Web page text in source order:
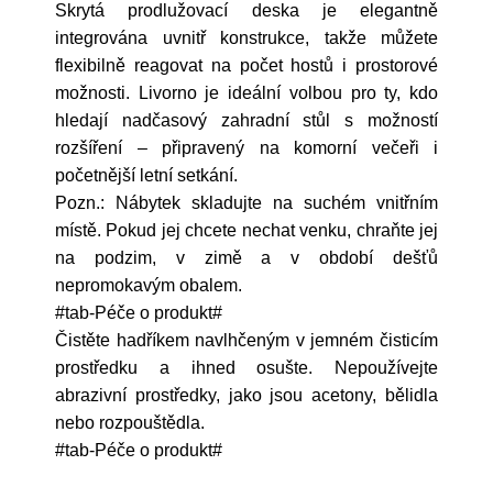
Skrytá prodlužovací deska je elegantně
integrována uvnitř konstrukce, takže můžete
flexibilně reagovat na počet hostů i prostorové
možnosti. Livorno je ideální volbou pro ty, kdo
hledají nadčasový zahradní stůl s možností
rozšíření – připravený na komorní večeři i
početnější letní setkání.
Pozn.: Nábytek skladujte na suchém vnitřním
místě. Pokud jej chcete nechat venku, chraňte jej
na podzim, v zimě a v období dešťů
nepromokavým obalem.
#tab-Péče o produkt#
Čistěte hadříkem navlhčeným v jemném čisticím
prostředku a ihned osušte. Nepoužívejte
abrazivní prostředky, jako jsou acetony, bělidla
nebo rozpouštědla.
#tab-Péče o produkt#